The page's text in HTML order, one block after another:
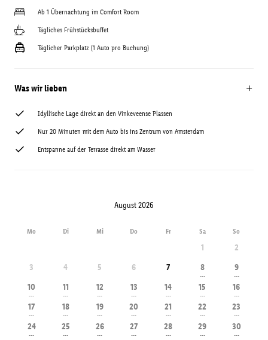
Ab 1 Übernachtung im Comfort Room
Tägliches Frühstücksbuffet
Täglicher Parkplatz (1 Auto pro Buchung)
Was wir lieben
Idyllische Lage direkt an den Vinkeveense Plassen
Nur 20 Minuten mit dem Auto bis ins Zentrum von Amsterdam
Entspanne auf der Terrasse direkt am Wasser
August 2026
Mo Di Mi Do Fr Sa So
1
2
3
4 5 6 7 8
---
9
---
10
---
11
---
12
---
13
---
14
---
15
---
16
---
17
---
18
---
19
---
20
---
21
---
22
---
23
---
24
---
25
---
26
---
27
---
28
---
29
---
30
---